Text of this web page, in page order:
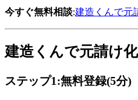
今すぐ無料相談:建造くんで元
建造くんで元請け
ステップ1:無料登録(5分)